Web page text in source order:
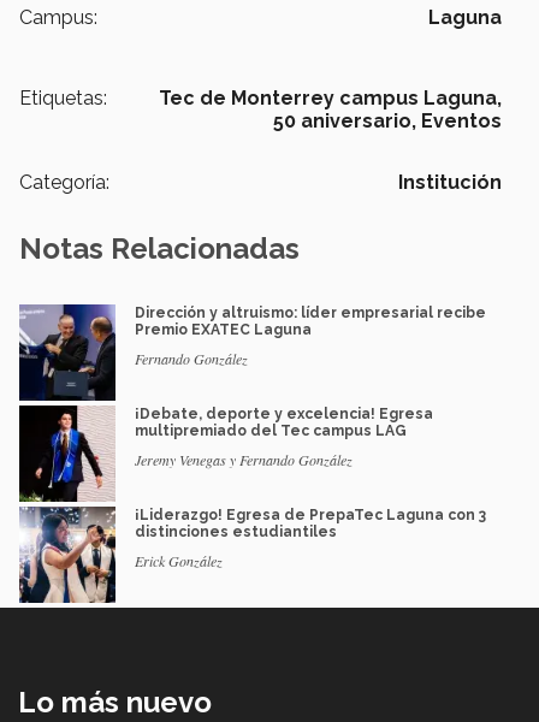
Campus: Laguna
Etiquetas:
Tec de Monterrey campus Laguna,
50 aniversario, Eventos
Categoría: Institución
Notas Relacionadas
Dirección y altruismo: líder empresarial recibe
Premio EXATEC Laguna
Fernando González
¡Debate, deporte y excelencia! Egresa
multipremiado del Tec campus LAG
Jeremy Venegas y Fernando González
¡Liderazgo! Egresa de PrepaTec Laguna con 3
distinciones estudiantiles
Erick González
Lo más nuevo